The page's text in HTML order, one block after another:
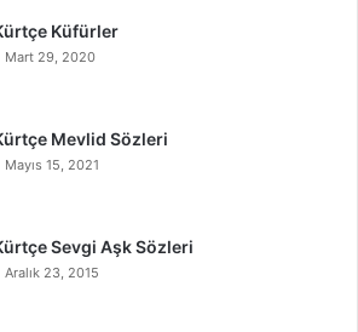
Küfürler
Mart 29, 2020
Mevlid Sözleri
Mayıs 15, 2021
Sevgi Aşk Sözleri
Aralık 23, 2015